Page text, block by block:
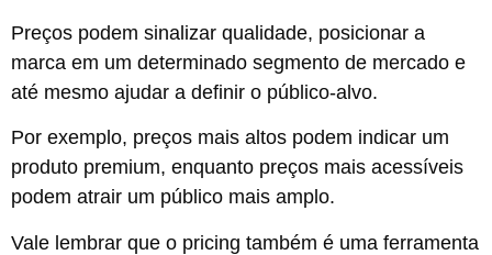
Preços podem sinalizar qualidade, posicionar a
marca em um determinado segmento de mercado e
até mesmo ajudar a definir o público-alvo.
Por exemplo, preços mais altos podem indicar um
produto premium, enquanto preços mais acessíveis
podem atrair um público mais amplo.
Vale lembrar que o pricing também é uma ferramenta